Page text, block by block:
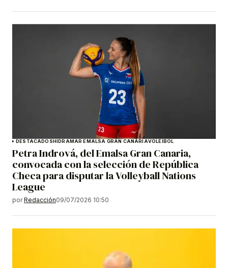
DESTACADOSHIDRAMAR EMALSA GRAN CANARIAVOLEIBOL
Petra Indrová, del Emalsa Gran Canaria,
convocada con la selección de República
Checa para disputar la Volleyball Nations
League
por Redacción09/07/2026 10:50